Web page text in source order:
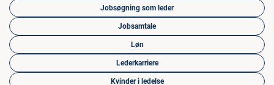
Jobsøgning som leder
Jobsamtale
Løn
Lederkarriere
Kvinder i ledelse